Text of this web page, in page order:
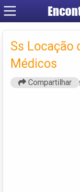
Ss Locação
Médicos
Compartilhar